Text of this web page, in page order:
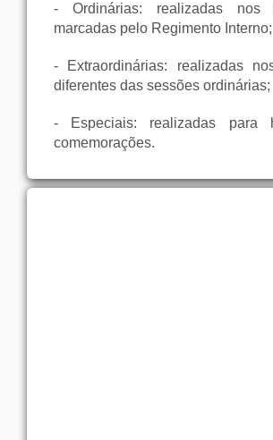
- Ordinárias: realizadas
marcadas pelo Regimento Interno;
- Extraordinárias: realizadas
diferentes das sessões ordinárias;
- Especiais: realizadas para
comemorações.